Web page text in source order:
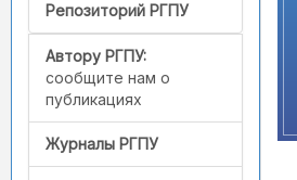
Репозиторий РГПУ
Автору РГПУ:
сообщите нам о
публикациях
Журналы РГПУ